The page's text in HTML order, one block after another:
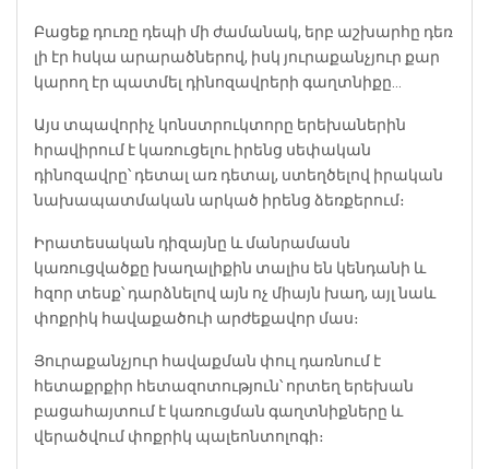
Բացեք դուռը դեպի մի ժամանակ, երբ աշխարհը դեռ
լի էր հսկա արարածներով, իսկ յուրաքանչյուր քար
կարող էր պատմել դինոզավրերի գաղտնիքը…
Այս տպավորիչ կոնստրուկտորը երեխաներին
հրավիրում է կառուցելու իրենց սեփական
դինոզավրը՝ դետալ առ դետալ, ստեղծելով իրական
նախապատմական արկած իրենց ձեռքերում։
Իրատեսական դիզայնը և մանրամասն
կառուցվածքը խաղալիքին տալիս են կենդանի և
հզոր տեսք՝ դարձնելով այն ոչ միայն խաղ, այլ նաև
փոքրիկ հավաքածուի արժեքավոր մաս։
Յուրաքանչյուր հավաքման փուլ դառնում է
հետաքրքիր հետազոտություն՝ որտեղ երեխան
բացահայտում է կառուցման գաղտնիքները և
վերածվում փոքրիկ պալեոնտոլոգի։